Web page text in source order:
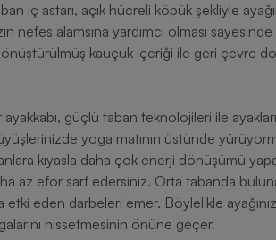
iç astarı, açık hücreli köpük şekliyle
nefes alamsına yardımcı olması
kauçuk içeriği ile geri çevre
güçlü taban teknolojileri ile ayakları
yoga matının üstünde
kıyasla daha çok enerji dönüşümü
az efor sarf edersiniz. Orta tabanda
etki eden darbeleri emer. Böylelikle
hissetmesinin önüne geçer.